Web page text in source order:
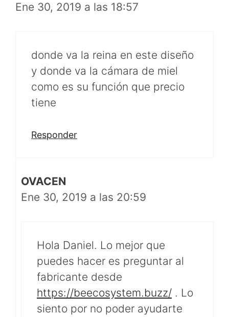
Ene 30, 2019 a las 18:57
donde va la reina en este diseño
y donde va la cámara de miel
como es su función que precio
tiene
Responder
OVACEN
Ene 30, 2019 a las 20:59
Hola Daniel. Lo mejor que
puedes hacer es preguntar al
fabricante desde
https://beecosystem.buzz/ . Lo
siento por no poder ayudarte